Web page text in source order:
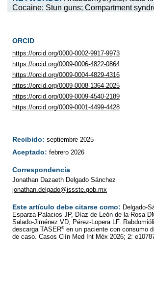
Cocaine; Stun guns; Compartment
ORCID
https://orcid.org/0000-0002-9917-9973
https://orcid.org/0009-0006-4822-0864
https://orcid.org/0009-0004-4829-4316
https://orcid.org/0009-0008-1364-2025
https://orcid.org/0009-0009-4540-2189
https://orcid.org/0009-0001-4499-4428
Recibido: septiembre 2025
Aceptado: febrero 2026
Correspondencia
Jonathan Dazaeth Delgado Sánchez
jonathan.delgado@issste.gob.mx
Este artículo debe citarse como: Delgado-
Esparza-Palacios JP, Díaz de León de la Rosa
Salado-Jiménez VD, Pérez-Lopera LF.
descarga TASER® en un paciente con consumo
de caso. Casos Clín Med Int Méx 2026; 2: